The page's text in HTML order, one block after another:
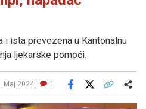
ista prevezena u Kantonalnu
ljekarske pomoći.
Maj 2024 1
Facebook